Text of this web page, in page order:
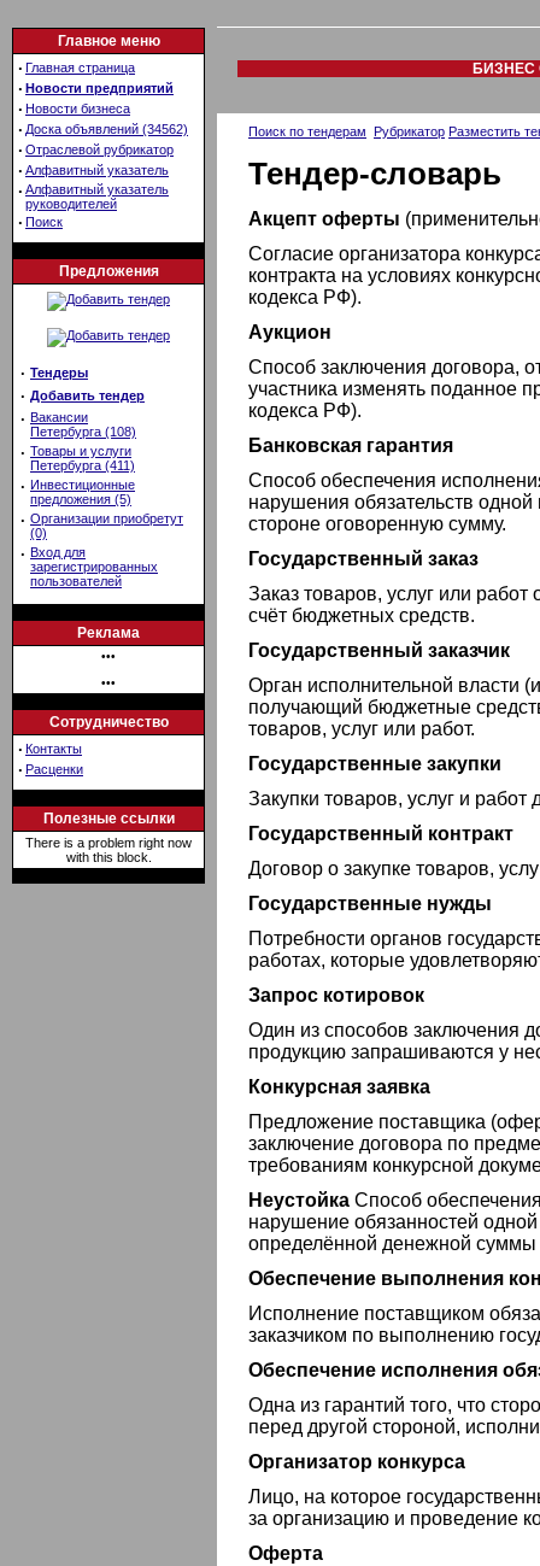
Главное меню
· Главная страница
· Новости предприятий
· Новости бизнеса
· Доска объявлений (34562)
· Отраслевой рубрикатор
· Алфавитный указатель
· Алфавитный указатель
руководителей
· Поиск
Предложения
· Тендеры
· Добавить тендер
· Вакансии
Петербурга (108)
· Товары и услуги
Петербурга (411)
· Инвестиционные
предложения (5)
· Организации приобретут
(0)
· Вход для
зарегистрированных
пользователей
Реклама
•••
•••
Сотрудничество
· Контакты
· Расценки
Полезные ссылки
There is a problem right now
with this block.
БИЗНЕС
Поиск по тендерам Рубрикатор Разместить
Тендер-словарь
Акцепт оферты
Согласие организатора
контракта на условиях
кодекса РФ).
Аукцион
Способ заключения договора,
участника изменять поданное
кодекса РФ).
Банковская гарантия
Способ обеспечения
нарушения обязательств одной
стороне оговоренную сумму.
Государственный заказ
Заказ товаров, услуг или работ
счёт бюджетных средств.
Государственный заказчик
Орган исполнительной власти
получающий бюджетные
товаров, услуг или работ.
Государственные закупки
Закупки товаров, услуг и работ
Государственный контракт
Договор о закупке товаров,
Государственные нужды
Потребности органов
работах, которые
Запрос котировок
Один из способов заключения
продукцию запрашиваются у
Конкурсная заявка
Предложение поставщика
заключение договора по
требованиям конкурсной
Неустойка Способ
нарушение обязанностей
определённой денежной суммы
Обеспечение выполнения
Исполнение поставщиком
заказчиком по выполнению
Обеспечение исполнения
Одна из гарантий того, что
перед другой стороной,
Организатор конкурса
Лицо, на которое
за организацию и проведение
Оферта